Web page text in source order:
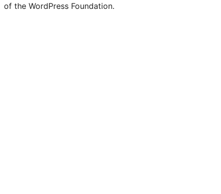
of the WordPress Foundation.